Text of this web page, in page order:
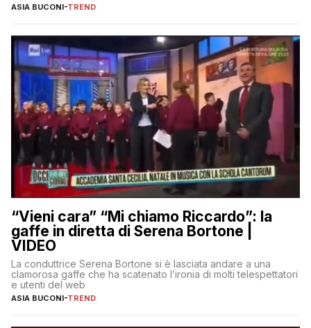
ASIA BUCONI-TREND
“Vieni cara” “Mi chiamo Riccardo”: la
gaffe in diretta di Serena Bortone |
VIDEO
La conduttrice Serena Bortone si è lasciata andare a una
clamorosa gaffe che ha scatenato l’ironia di molti telespettatori
e utenti del web
ASIA BUCONI-TREND